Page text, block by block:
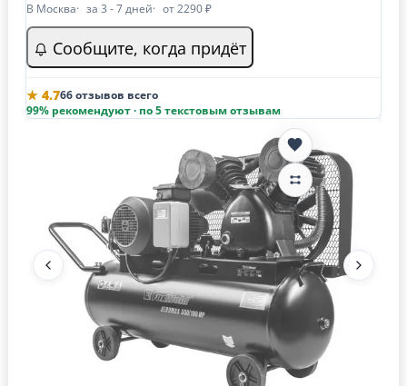
В Москва за 3 - 7 дней от 2290 ₽
Сообщите, когда придёт
★ 4.766 отзывов всего
99% рекомендуют · по 5 текстовым отзывам